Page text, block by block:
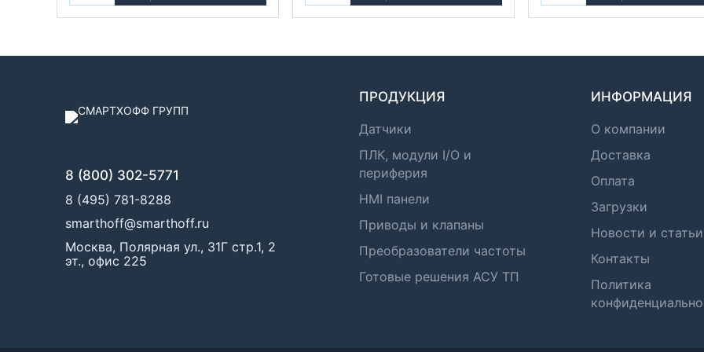
8 (800) 302-5771
8 (495) 781-8288
smarthoff@smarthoff.ru
Москва, Полярная ул., 31Г стр.1, 2
эт., офис 225
ПРОДУКЦИЯ
Датчики
ПЛК, модули I/O и
периферия
HMI панели
Приводы и клапаны
Преобразователи частоты
Готовые решения АСУ ТП
ИНФОРМАЦИЯ
О компании
Доставка
Оплата
Загрузки
Новости и статьи
Контакты
Политика